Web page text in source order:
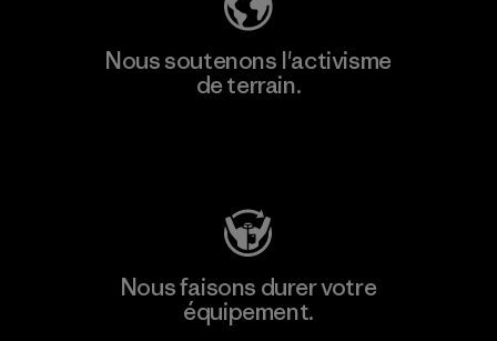
Nous soutenons l'activisme
de terrain.
Nous faisons durer votre
équipement.